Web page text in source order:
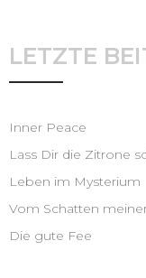
LETZTE
Inner Peace
Lass Dir die Zitrone
Leben im Mysterium
Vom Schatten
Die gute Fee